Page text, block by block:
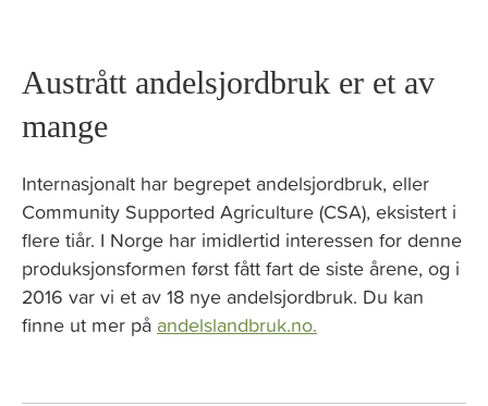
Austrått andelsjordbruk er et av
mange
Internasjonalt har begrepet andelsjordbruk, eller
Community Supported Agriculture (CSA), eksistert i
flere tiår. I Norge har imidlertid interessen for denne
produksjonsformen først fått fart de siste årene, og i
2016 var vi et av 18 nye andelsjordbruk. Du kan
finne ut mer påandelslandbruk.no.